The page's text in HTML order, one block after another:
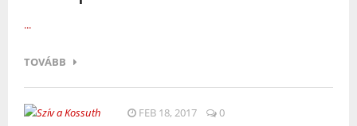
...
TOVÁBB
FEB 18, 2017 0